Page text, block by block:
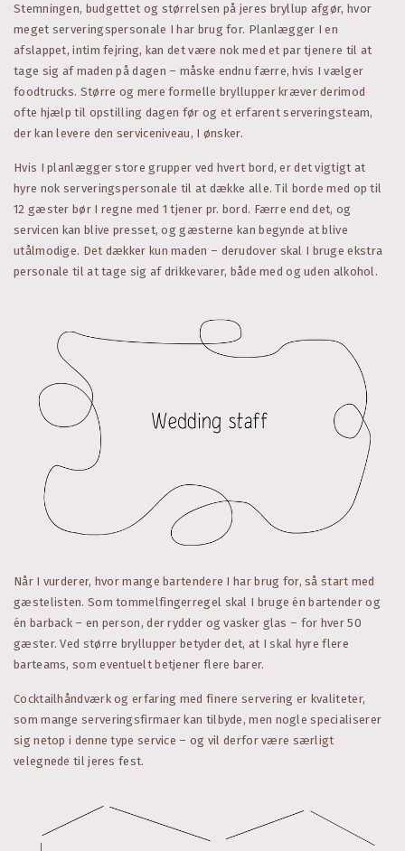
Stemningen, budgettet og størrelsen på jeres bryllup afgør, hvor
meget serveringspersonale I har brug for. Planlægger I en
afslappet, intim fejring, kan det være nok med et par tjenere til at
tage sig af maden på dagen – måske endnu færre, hvis I vælger
foodtrucks. Større og mere formelle bryllupper kræver derimod
ofte hjælp til opstilling dagen før og et erfarent serveringsteam,
der kan levere den serviceniveau, I ønsker.
Hvis I planlægger store grupper ved hvert bord, er det vigtigt at
hyre nok serveringspersonale til at dække alle. Til borde med op til
12 gæster bør I regne med 1 tjener pr. bord. Færre end det, og
servicen kan blive presset, og gæsterne kan begynde at blive
utålmodige. Det dækker kun maden – derudover skal I bruge ekstra
personale til at tage sig af drikkevarer, både med og uden alkohol.
Når I vurderer, hvor mange bartendere I har brug for, så start med
gæstelisten. Som tommelfingerregel skal I bruge én bartender og
én barback – en person, der rydder og vasker glas – for hver 50
gæster. Ved større bryllupper betyder det, at I skal hyre flere
barteams, som eventuelt betjener flere barer.
Cocktailhåndværk og erfaring med finere servering er kvaliteter,
som mange serveringsfirmaer kan tilbyde, men nogle specialiserer
sig netop i denne type service – og vil derfor være særligt
velegnede til jeres fest.